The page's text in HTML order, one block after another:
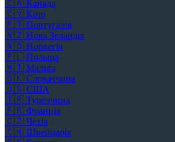
🇨🇦 Канада
🇨🇾 Кіпр
🇵🇹 Португалія
🇳🇿 Нова Зеландія
🇳🇴 Норвегія
🇵🇱 Польща
🇲🇹 Мальта
🇸🇰 Словаччина
🇺🇸 США
🇹🇷 Туреччина
🇫🇷 Франція
🇨🇿 Чехія
🇨🇭 Швейцарія